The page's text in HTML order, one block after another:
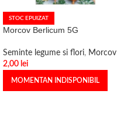
STOC EPUIZAT
Morcov Berlicum 5G
Seminte legume si flori, Morcov
2,00 lei
MOMENTAN INDISPONIBIL